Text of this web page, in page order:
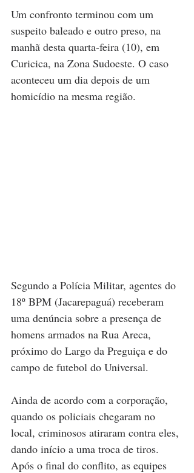
Um confronto terminou com um
suspeito baleado e outro preso, na
manhã desta quarta-feira (10), em
Curicica, na Zona Sudoeste. O caso
aconteceu um dia depois de um
homicídio na mesma região.
Segundo a Polícia Militar, agentes do
18º BPM (Jacarepaguá) receberam
uma denúncia sobre a presença de
homens armados na Rua Areca,
próximo do Largo da Preguiça e do
campo de futebol do Universal.
Ainda de acordo com a corporação,
quando os policiais chegaram no
local, criminosos atiraram contra eles,
dando início a uma troca de tiros.
Após o final do conflito, as equipes